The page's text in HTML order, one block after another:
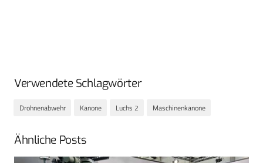
Verwendete Schlagwörter
Drohnenabwehr Kanone Luchs 2 Maschinenkanone
Ähnliche Posts